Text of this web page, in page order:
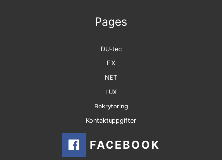
Pages
DU-tec
FIX
NET
LUX
Rekrytering
Kontaktuppgifter
FACEBOOK